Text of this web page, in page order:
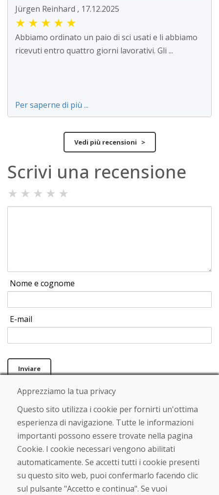
Jürgen Reinhard , 17.12.2025
★ ★ ★ ★ ★
Abbiamo ordinato un paio di sci usati e li abbiamo
ricevuti entro quattro giorni lavorativi. Gli ...
Per saperne di più ...
Vedi più recensioni >
Scrivi una recensione
★ ★ ★ ★ ★
Nome e cognome
E-mail
Inviare
Linea di assistenza
+421 919 282 306
info@domivosport.it
Chi siamo
Blog
Chi siamo
Apprezziamo la tua privacy
Questo sito utilizza i cookie per fornirti un'ottima
esperienza di navigazione. Tutte le informazioni
importanti possono essere trovate nella pagina
Cookie. I cookie necessari vengono abilitati
automaticamente. Se accetti tutti i cookie presenti
su questo sito web, puoi confermarlo facendo clic
sul pulsante "Accetto e continua". Se vuoi